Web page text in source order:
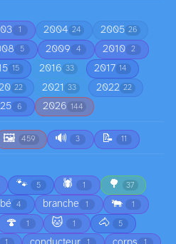
1 2004 24 2005 26
5 2009 4 2010 2
15 2016 33 2017 14
22 2021 33 2022 22
6 2026 144
🖼️ 459 🔊 3 📝 11
🐾 5 🕷️ 1 🌳 37
4 branche 1 🐃 1
🍄 1 🐱 1 🐴 5